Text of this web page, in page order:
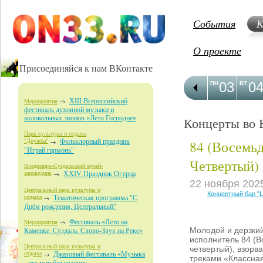
Присоединяйся к нам ВКонтакте
Мероприятия
XIII Всероссийский
фестиваль духовной музыки и
колокольных звонов «Лето Господне»
Парк культуры и отдыха
"Дружба"
Фольклорный праздник
"Играй гармонь"
Владимиро-Суздальский музей-
заповедник XXIV Праздник Огурца
Центральный парк культуры и
отдыха
Тематическая программа "С
Днём рождения, Центральный"
Мероприятия
Фестиваль «Лето на
Каменке. Суздаль: Слово-Звук на Реке»
Центральный парк культуры и
отдыха
Джазовый фестиваль «Музыка
События
О проекте
03
ПН 04
ВТ
Концерты во
84
Четвертый)
22 ноября
Концертный бар
Молодой и
исполнитель 84
четвертый),
треками